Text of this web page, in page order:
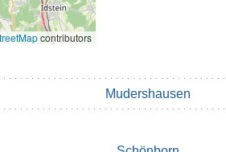
contributors
Mudershausen